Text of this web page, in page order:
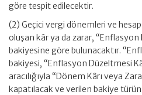
göre tespit edilecektir.
(2) Geçici vergi dönemleri ve
oluşan kâr ya da zarar, “Enflasyon
bakiyesine göre bulunacaktır.
bakiyesi, “Enflasyon Düzeltmesi
aracılığıyla “Dönem Kârı veya
kapatılacak ve verilen bakiye